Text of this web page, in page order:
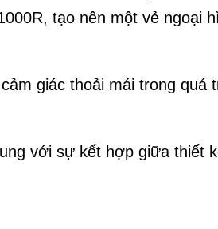
tạo nên một vẻ ngoại
giác thoải mái trong quá
với sự kết hợp giữa thiết